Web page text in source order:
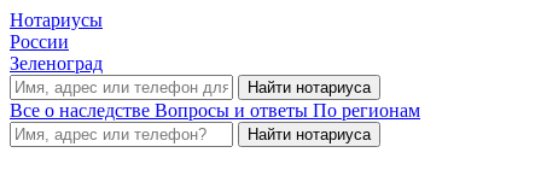
Нотариусы
России
Зеленоград
Все о наследстве Вопросы и ответы По регионам